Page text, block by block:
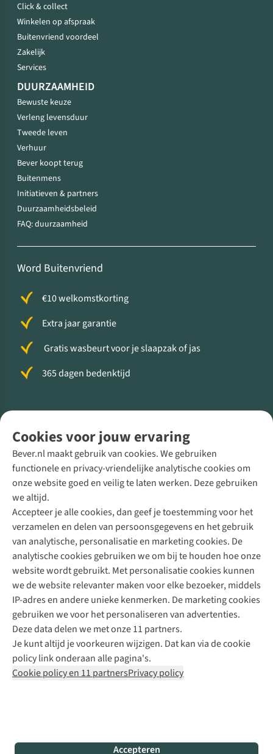
Cookies voor jouw ervaring
Bever.nl maakt gebruik van cookies. We gebruiken
functionele en privacy-vriendelijke analytische cookies om
onze website goed en veilig te laten werken. Deze gebruiken
we altijd.
Accepteer je alle cookies, dan geef je toestemming voor het
verzamelen en delen van persoonsgegevens en het gebruik
van analytische, personalisatie en marketing cookies. De
analytische cookies gebruiken we om bij te houden hoe onze
website wordt gebruikt. Met personalisatie cookies kunnen
we de website relevanter maken voor elke bezoeker, middels
IP-adres en andere unieke kenmerken. De marketing cookies
gebruiken we voor het personaliseren van advertenties.
Deze data delen we met onze 11 partners.
Je kunt altijd je voorkeuren wijzigen. Dat kan via de cookie
policy link onderaan alle pagina's.
Cookie policy en 11 partnersPrivacy policy
Accepteren
Click & collect
Winkelen op afspraak
Buitenvriend voordeel
Zakelijk
Services
DUURZAAMHEID
Bewuste keuze
Verleng levensduur
Tweede leven
Verhuur
Bever koopt terug
Buitenmens
Initiatieven & partners
Duurzaamheidsbeleid
FAQ: duurzaamheid
Word Buitenvriend
€10 welkomstkorting
Extra jaar garantie
Gratis wasbeurt voor je slaapzak of jas
365 dagen bedenktijd
Direct advies van een Buitenexpert
+31 (0)85 888 50 88
+31 6 12 28 49 80
Contactformulier